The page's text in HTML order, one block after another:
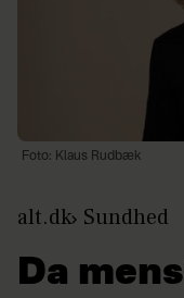
Foto: Klaus Rudbæk
alt.dk Sundhed
Da